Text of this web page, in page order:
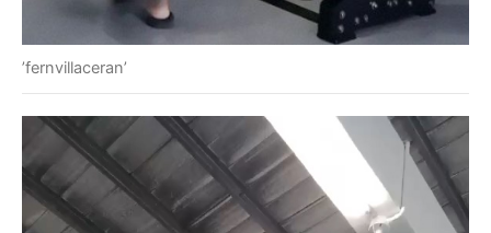
’fernvillaceran’
Lecteur
vidéo